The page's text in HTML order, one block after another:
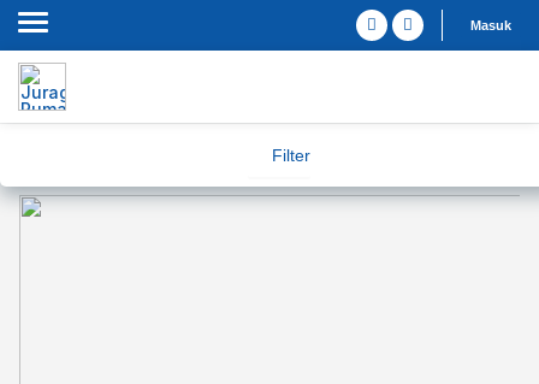
Masuk
Filter